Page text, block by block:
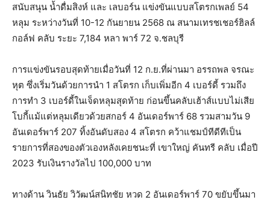
สนับสนุน น้ำดื่มสิงห์ และ เลบอร์น แข่งขันแบบสโตรกเพลย์ 54
หลุม ระหว่างวันที่ 10-12 กันยายน 2568 ณ สนามเทรชเชอร์ฮิลล์
กอล์ฟ คลับ ระยะ 7,184 หลา พาร์ 72 จ.ชลบุรี
การแข่งขันรอบสุดท้ายเมื่อวันที่ 12 ก.ย.ที่ผ่านมา อรรถพล จรณะ
หุต ซึ่งเริ่มวันด้วยการนำ 1 สโตรก เก็บเพิ่มอีก 4 เบอร์ดี้ รวมถึง
การทำ 3 เบอร์ดี้ในเจ็ดหลุมสุดท้าย ก่อนขึ้นคลับเฮ้าส์แบบไม่เสีย
โบกี้แม้แต่หลุมเดียวด้วยสกอร์ 4 อันเดอร์พาร์ 68 รวมสามวัน 9
อันเดอร์พาร์ 207 ทิ้งอันดับสอง 4 สโตรก คว้าแชมป์ทีดีทีเป็น
รายการที่สองของตัวเองหลังเคยชนะที่ เขาใหญ่ คันทรี คลับ เมื่อปี
2023 รับเงินรางวัลไป 100,000 บาท
ทางด้าน วินธัย วิวัฒน์สนิทชัย หวด 2 อันเดอร์พาร์ 70 ขยับขึ้นมา